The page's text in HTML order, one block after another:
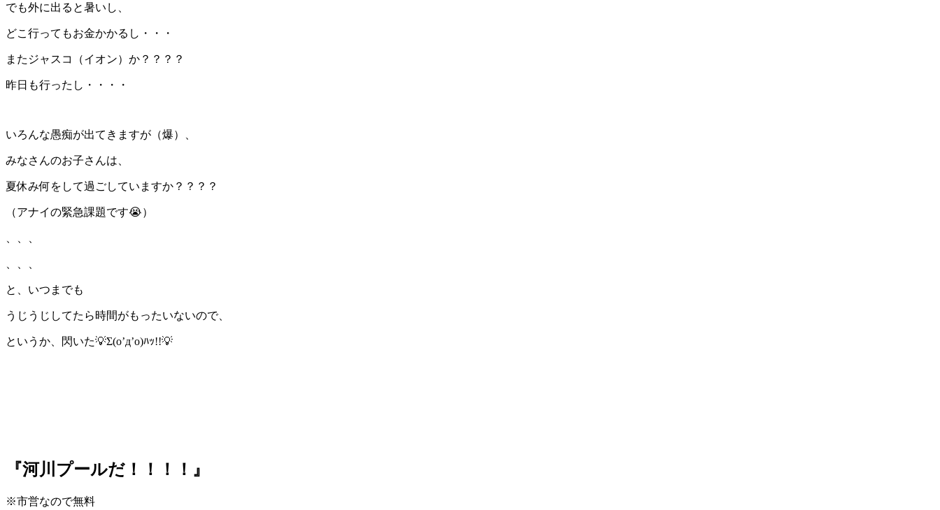
でも外に出ると暑いし、
どこ行ってもお金かかるし・・・
またジャスコ（イオン）か？？？？
昨日も行ったし・・・・
いろんな愚痴が出てきますが（爆）、
みなさんのお子さんは、
夏休み何をして過ごしていますか？？？？
（アナイの緊急課題です😭）
と、いつまでも
うじうじしてたら時間がもったいないので、
というか、閃いた💡Σ(o’д’o)ﾊｯ!!💡
『河川プールだ！！！！』
※市営なので無料